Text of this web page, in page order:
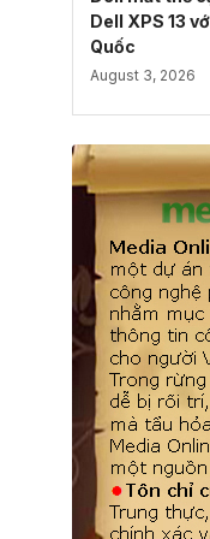
Dell XPS 13
Quốc
August 3, 2026